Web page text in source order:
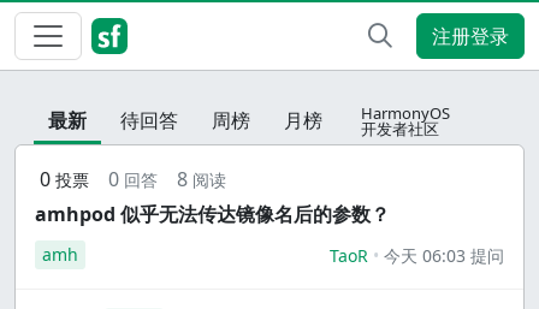
注册登录
最新 待回答 周榜 月榜 HarmonyOS
开发者社区
0 投票 0 回答 8 阅读
amhpod 似乎无法传达镜像名后的参数？
amh TaoR 今天 06:03 提问